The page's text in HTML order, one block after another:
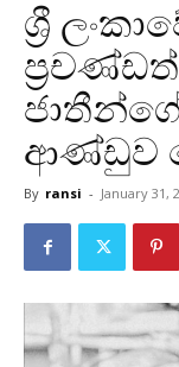
ශ්‍රී
ආණ්ඩුව
By ransi - January 31,